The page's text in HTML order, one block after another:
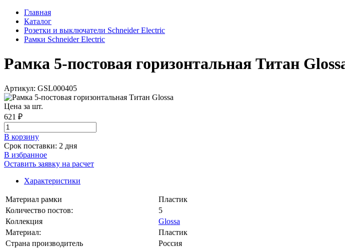
Главная
Каталог
Розетки и выключатели Schneider Electric
Рамки Schneider Electric
Рамка 5-постовая горизонтальная Титан
Артикул: GSL000405
Цена за шт.
621 ₽
В корзинy
Срок поставки: 2 дня
В избранное
Оставить заявку на расчет
Характеристики
Материал рамки
Пластик
Количество постов:
5
Коллекция
Glossa
Материал:
Пластик
Страна производитель
Россия